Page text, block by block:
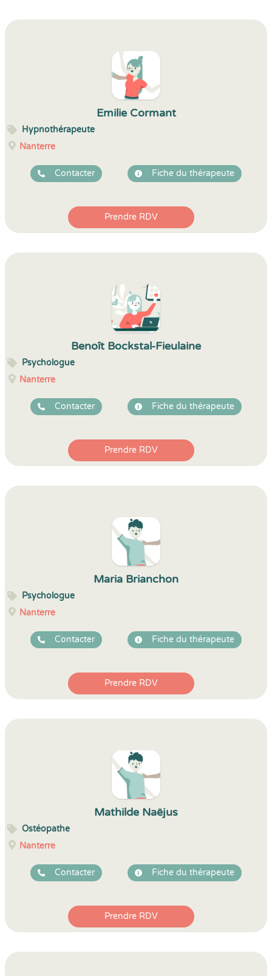
Emilie Cormant
Hypnothérapeute
Nanterre
Contacter Fiche du thérapeute
Prendre RDV
Benoît Bockstal-Fieulaine
Psychologue
Nanterre
Contacter Fiche du thérapeute
Prendre RDV
Maria Brianchon
Psychologue
Nanterre
Contacter Fiche du thérapeute
Prendre RDV
Mathilde Naëjus
Ostéopathe
Nanterre
Contacter Fiche du thérapeute
Prendre RDV